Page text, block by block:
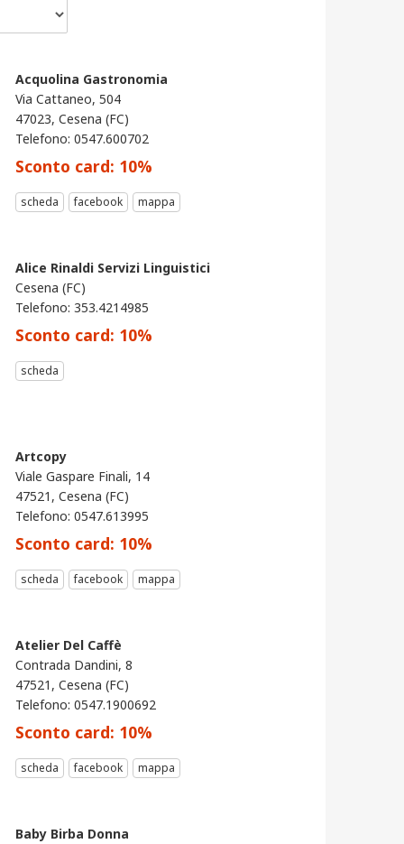
Acquolina Gastronomia
Via Cattaneo, 504
47023, Cesena (FC)
Telefono: 0547.600702
Sconto card: 10%
scheda facebook mappa
Alice Rinaldi Servizi Linguistici
Cesena (FC)
Telefono: 353.4214985
Sconto card: 10%
scheda
Artcopy
Viale Gaspare Finali, 14
47521, Cesena (FC)
Telefono: 0547.613995
Sconto card: 10%
scheda facebook mappa
Atelier Del Caffè
Contrada Dandini, 8
47521, Cesena (FC)
Telefono: 0547.1900692
Sconto card: 10%
scheda facebook mappa
Baby Birba Donna